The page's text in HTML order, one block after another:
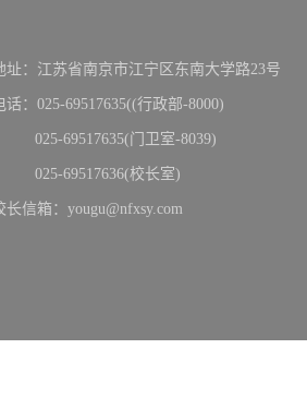
址：江苏省南京市江宁区东南大学路23号
话：025-69517635((行政部-8000)
025-69517635(门卫室-8039)
025-69517636(校长室)
长信箱：yougu@nfxsy.com